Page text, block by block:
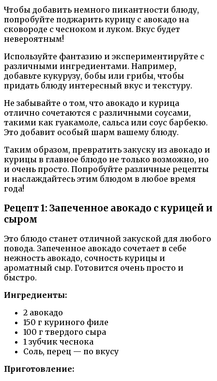
Чтобы добавить немного пикантности блюду,
попробуйте поджарить курицу с авокадо на
сковороде с чесноком и луком. Вкус будет
невероятным!
Используйте фантазию и экспериментируйте с
различными ингредиентами. Например,
добавьте кукурузу, бобы или грибы, чтобы
придать блюду интересный вкус и текстуру.
Не забывайте о том, что авокадо и курица
отлично сочетаются с различными соусами,
такими как гуакамоле, сальса или соус барбекю.
Это добавит особый шарм вашему блюду.
Таким образом, превратить закуску из авокадо и
курицы в главное блюдо не только возможно, но
и очень просто. Попробуйте различные рецепты
и наслаждайтесь этим блюдом в любое время
года!
Рецепт 1: Запеченное авокадо с курицей и
сыром
Это блюдо станет отличной закуской для любого
повода. Запеченное авокадо сочетает в себе
нежность авокадо, сочность курицы и
ароматный сыр. Готовится очень просто и
быстро.
Ингредиенты:
2 авокадо
150 г куриного филе
100 г твердого сыра
1 зубчик чеснока
Соль, перец — по вкусу
Приготовление: